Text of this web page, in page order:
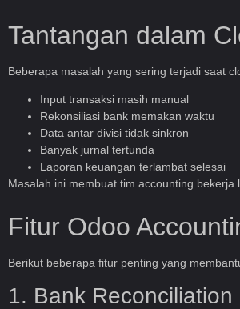
Tantangan dalam
Beberapa masalah yang sering terjadi saat
Input transaksi masih manual
Rekonsiliasi bank memakan waktu
Data antar divisi tidak sinkron
Banyak jurnal tertunda
Laporan keuangan terlambat selesai
Masalah ini membuat tim accounting bekerja
Fitur Odoo
Berikut beberapa fitur penting yang
1. Bank Reconciliation